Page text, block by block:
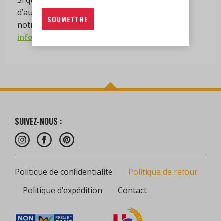
d’autres questions, n’hésitez pas à contacter
notre équipe de support client à
info@casbahnf.com
SUIVEZ-NOUS :
Politique de confidentialité
Politique de retour
Politique d’expédition
Contact